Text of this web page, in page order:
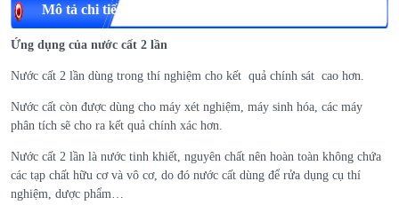
Mô tả chi tiết
Ứng dụng của nước cất 2 lần
Nước cất 2 lần dùng trong thí nghiệm cho kết quả chính sát cao hơn.
Nước cất còn được dùng cho máy xét nghiệm, máy sinh hóa, các máy
phân tích sẽ cho ra kết quả chính xác hơn.
Nước cất 2 lần là nước tinh khiết, nguyên chất nên hoàn toàn không chứa
các tạp chất hữu cơ và vô cơ, do đó nước cất dùng để rửa dụng cụ thí
nghiệm, dược phẩm…